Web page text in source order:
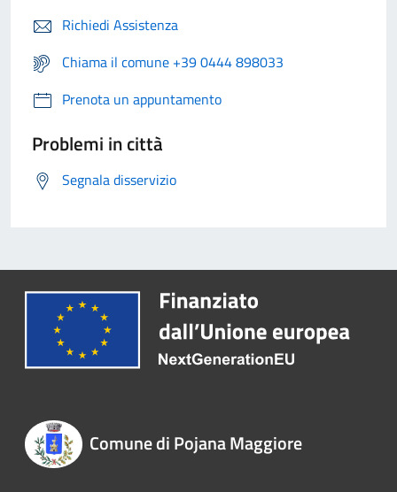
Richiedi Assistenza
Chiama il comune +39 0444 898033
Prenota un appuntamento
Problemi in città
Segnala disservizio
Comune di Pojana Maggiore